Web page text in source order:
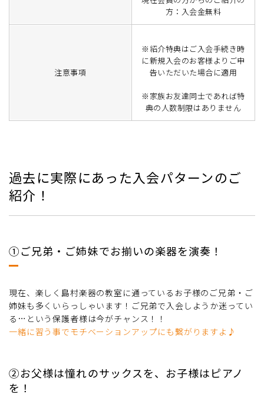
方：入会金無料
注意事項
※紹介特典はご入会手続き時
に新規入会のお客様よりご申
告いただいた場合に適用
※家族お友達同士であれば特
典の人数制限はありません
過去に実際にあった入会パターンのご
紹介！
➀ご兄弟・ご姉妹でお揃いの楽器を演奏！
現在、楽しく島村楽器の教室に通っているお子様のご兄弟・ご
姉妹も多くいらっしゃいます！ご兄弟で入会しようか迷ってい
る…という保護者様は今がチャンス！！
一緒に習う事でモチベーションアップにも繋がりますよ♪
➁お父様は憧れのサックスを、お子様はピアノ
を！